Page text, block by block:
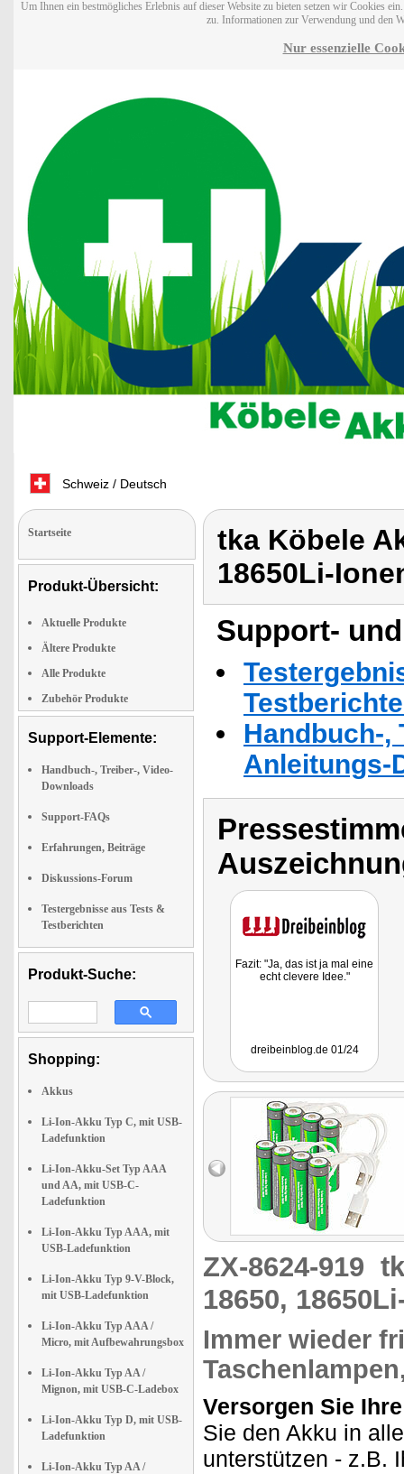
Um Ihnen ein bestmögliches Erlebnis auf dieser Website zu bieten setzen wir Cookies
zu. Informationen zur Verwendung und den
Nur essenzielle
Schweiz / Deutsch
Startseite
Produkt-Übersicht:
Aktuelle Produkte
Ältere Produkte
Alle Produkte
Zubehör Produkte
Support-Elemente:
Handbuch-, Treiber-, Video-
Downloads
Support-FAQs
Erfahrungen, Beiträge
Diskussions-Forum
Testergebnisse aus Tests &
Testberichten
Produkt-Suche:
Shopping:
Akkus
Li-Ion-Akku Typ C, mit USB-
Ladefunktion
Li-Ion-Akku-Set Typ AAA
und AA, mit USB-C-
Ladefunktion
Li-Ion-Akku Typ AAA, mit
USB-Ladefunktion
Li-Ion-Akku Typ 9-V-Block,
mit USB-Ladefunktion
Li-Ion-Akku Typ AAA /
Micro, mit Aufbewahrungsbox
Li-Ion-Akku Typ AA /
Mignon, mit USB-C-Ladebox
Li-Ion-Akku Typ D, mit USB-
Ladefunktion
Li-Ion-Akku Typ AA /
tka Köbele
18650Li-
Support-
Handbuch-,
Anleitungs-
Fazit: "Ja, das ist ja mal eine
echt clevere Idee."
dreibeinblog.de 01/24
ZX-8624-919
18650,
Immer wieder
Versorgen Sie
Sie den Akku in
unterstützen - z.B.